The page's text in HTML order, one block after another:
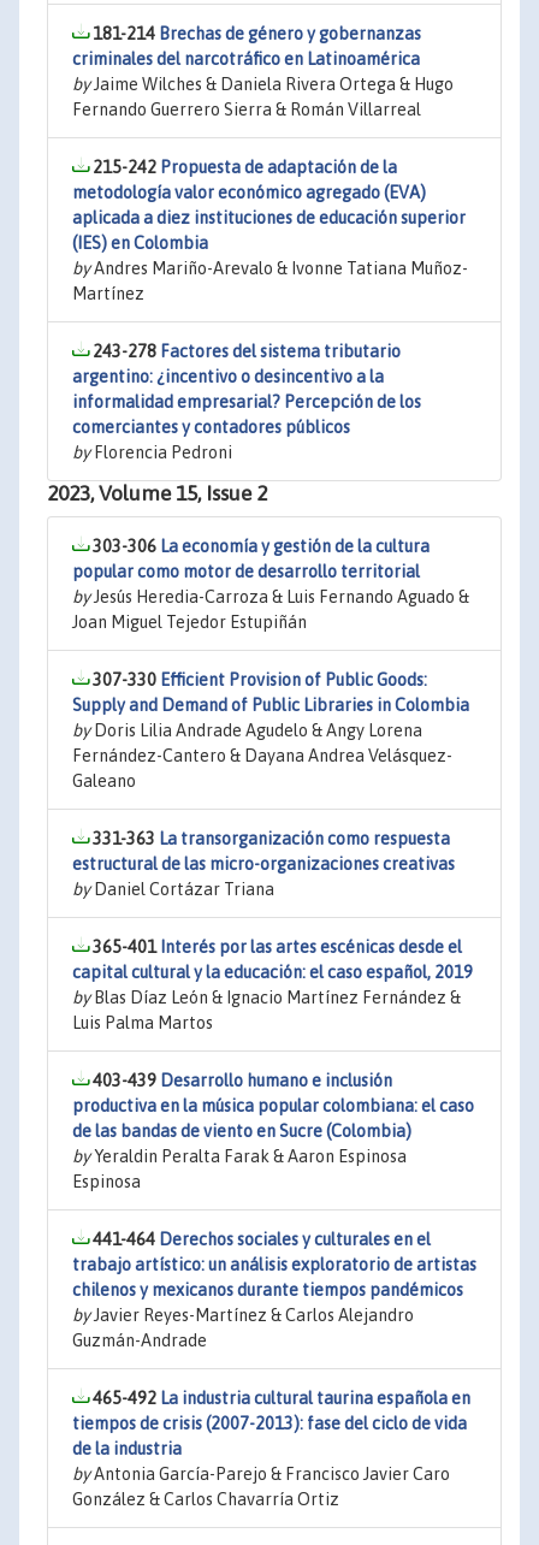
181-214 Brechas de género y gobernanzas
criminales del narcotráfico en Latinoamérica
byJaime Wilches & Daniela Rivera Ortega & Hugo
Fernando Guerrero Sierra & Román Villarreal
215-242 Propuesta de adaptación de la
metodología valor económico agregado (EVA)
aplicada a diez instituciones de educación superior
(IES) en Colombia
byAndres Mariño-Arevalo & Ivonne Tatiana Muñoz-
Martínez
243-278 Factores del sistema tributario
argentino: ¿incentivo o desincentivo a la
informalidad empresarial? Percepción de los
comerciantes y contadores públicos
byFlorencia Pedroni
2023, Volume 15, Issue 2
303-306 La economía y gestión de la cultura
popular como motor de desarrollo territorial
byJesús Heredia-Carroza & Luis Fernando Aguado &
Joan Miguel Tejedor Estupiñán
307-330 Efficient Provision of Public Goods:
Supply and Demand of Public Libraries in Colombia
byDoris Lilia Andrade Agudelo & Angy Lorena
Fernández-Cantero & Dayana Andrea Velásquez-
Galeano
331-363 La transorganización como respuesta
estructural de las micro-organizaciones creativas
byDaniel Cortázar Triana
365-401 Interés por las artes escénicas desde el
capital cultural y la educación: el caso español, 2019
byBlas Díaz León & Ignacio Martínez Fernández &
Luis Palma Martos
403-439 Desarrollo humano e inclusión
productiva en la música popular colombiana: el caso
de las bandas de viento en Sucre (Colombia)
byYeraldin Peralta Farak & Aaron Espinosa
Espinosa
441-464 Derechos sociales y culturales en el
trabajo artístico: un análisis exploratorio de artistas
chilenos y mexicanos durante tiempos pandémicos
byJavier Reyes-Martínez & Carlos Alejandro
Guzmán-Andrade
465-492 La industria cultural taurina española en
tiempos de crisis (2007-2013): fase del ciclo de vida
de la industria
byAntonia García-Parejo & Francisco Javier Caro
González & Carlos Chavarría Ortiz